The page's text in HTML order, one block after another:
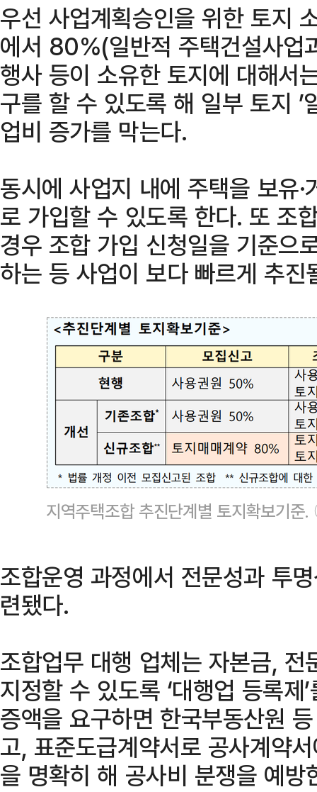
우선 사업계획승인을 위한 토지
에서 80%(일반적 주택건설사업
행사 등이 소유한 토지에 대해서
구를 할 수 있도록 해 일부 토지 ’
업비 증가를 막는다.
동시에 사업지 내에 주택을 보유
로 가입할 수 있도록 한다. 또 조
경우 조합 가입 신청일을 기준으
하는 등 사업이 보다 빠르게 추
지역주택조합 추진단계별 토지확보기
조합운영 과정에서 전문성과 투
련됐다.
조합업무 대행 업체는 자본금,
지정할 수 있도록 ‘대행업 등록
증액을 요구하면 한국부동산원
고, 표준도급계약서로 공사계약
을 명확히 해 공사비 분쟁을 예방